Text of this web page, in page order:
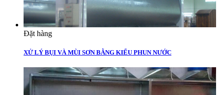
Đặt hàng
XỬ LÝ BỤI VÀ MÙI SƠN BẰNG KIỂU PHUN NƯỚC